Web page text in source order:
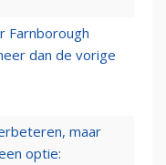
Farnborough
dan de vorige
maar
optie: